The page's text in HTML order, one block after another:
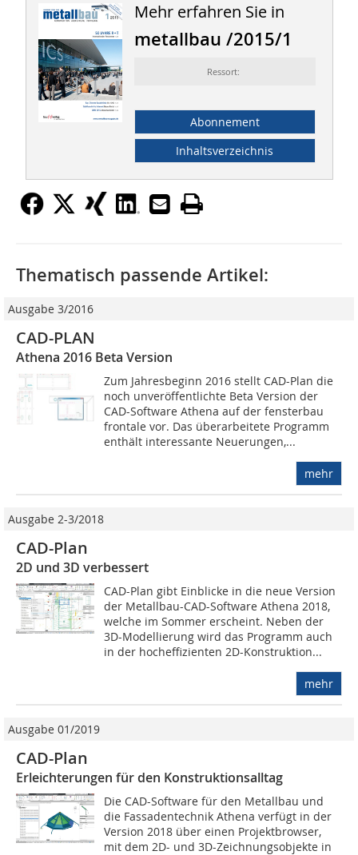
Mehr erfahren Sie in
metallbau /2015/1
Ressort:
Abonnement
Inhaltsverzeichnis
Thematisch passende Artikel:
Ausgabe 3/2016
CAD-PLAN
Athena 2016 Beta Version
Zum Jahresbeginn 2016 stellt CAD-Plan die
noch unveröffentlichte Beta Version der
CAD-Software Athena auf der fensterbau
frontale vor. Das überarbeitete Programm
enthält interessante Neuerungen,...
mehr
Ausgabe 2-3/2018
CAD-Plan
2D und 3D verbessert
CAD-Plan gibt Einblicke in die neue Version
der Metallbau-CAD-Software Athena 2018,
welche im Sommer erscheint. Neben der
3D-Modellierung wird das Programm auch
in der hocheffizienten 2D-Konstruktion...
mehr
Ausgabe 01/2019
CAD-Plan
Erleichterungen für den Konstruktionsalltag
Die CAD-Software für den Metallbau und
die Fassadentechnik Athena verfügt in der
Version 2018 über einen Projektbrowser,
mit dem 2D- und 3D-Zeichnungsobjekte in